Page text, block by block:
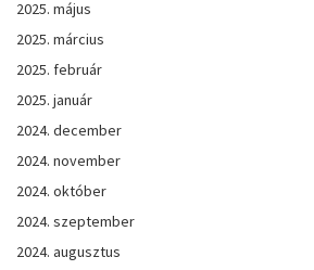
2025. május
2025. március
2025. február
2025. január
2024. december
2024. november
2024. október
2024. szeptember
2024. augusztus